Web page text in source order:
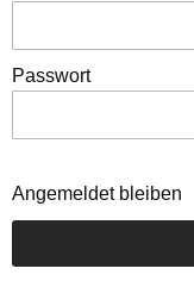
Passwort
Angemeldet bleiben